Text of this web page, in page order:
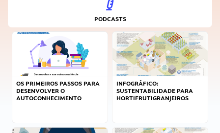
PODCASTS
OS PRIMEIROS PASSOS PARA
DESENVOLVER O
AUTOCONHECIMENTO
INFOGRÁFICO:
SUSTENTABILIDADE PARA
HORTIFRUTIGRANJEIROS